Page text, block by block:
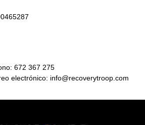
672 367 275
electrónico: info@recoverytroop.com